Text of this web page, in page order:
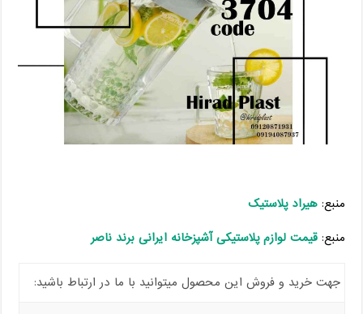
منبع:هیراد پلاستیک
منبع:قیمت لوازم پلاستیکی آشپزخانه ایرانی برند ناصر
جهت خرید و فروش این محصول میتوانید با ما در ارتباط باشید: